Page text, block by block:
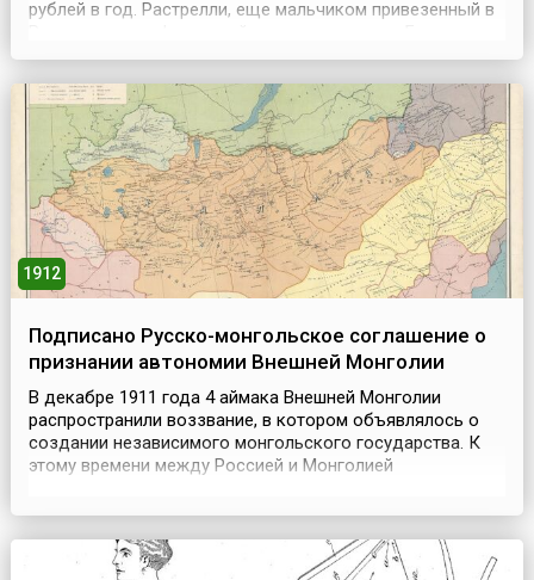
рублей в год. Растрелли, еще мальчиком привезенный в
Карло Растрелли, почти полвека без устали трудился во
архитектора начался с постройки для императ...
1912
Подписано Русско-монгольское соглашение о
признании автономии Внешней Монголии
В декабре 1911 года 4 аймака Внешней Монголии
распространили воззвание, в котором объявлялось о
создании независимого монгольского государства. К
этому времени между Россией и Монголией
которые регулировались Тяньцзинским (1858),
заключенными между Россией и Китаем.